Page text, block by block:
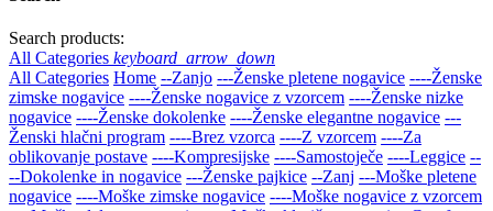
Search products:
All Categories keyboard_arrow_down
All Categories Home --Zanjo ---Ženske pletene nogavice ----Ženske
zimske nogavice ----Ženske nogavice z vzorcem ----Ženske nizke
nogavice ----Ženske dokolenke ----Ženske elegantne nogavice ---
Ženski hlačni program ----Brez vzorca ----Z vzorcem ----Za
oblikovanje postave ----Kompresijske ----Samostoječe ----Leggice --
--Dokolenke in nogavice ---Ženske pajkice --Zanj ---Moške pletene
nogavice ----Moške zimske nogavice ----Moške nogavice z vzorcem